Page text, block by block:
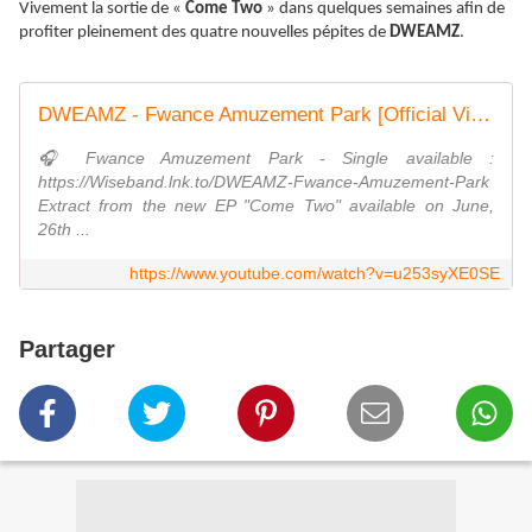
Vivement la sortie de « Come Two » dans quelques semaines afin de
profiter pleinement des quatre nouvelles pépites de DWEAMZ.
DWEAMZ - Fwance Amuzement Park [Official Video]
🎧 Fwance Amuzement Park - Single available :
https://Wiseband.lnk.to/DWEAMZ-Fwance-Amuzement-Park
Extract from the new EP "Come Two" available on June,
26th ...
https://www.youtube.com/watch?v=u253syXE0SE
Partager